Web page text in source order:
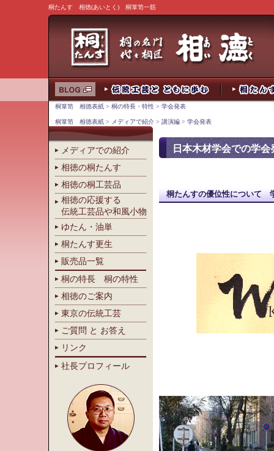
桐たんす 相徳(あいとく) 桐箪笥一筋
桐箪笥 相徳表紙 > 桐の特長・特性 > 学会発表
桐箪笥 相徳表紙 > メディアで紹介 > 講演編 > 学会発表
メディアでの紹介
相徳の桐たんす
相徳の桐工芸品
相徳の応援する
伝統工芸品や和風小物
ゆたん・油単
桐たんす更生
販売品一覧
桐の特長 桐の特性
相徳のご案内
東京の伝統工芸
ご質問 と お答え
リンク
社長プロフィール
日本木材学会での学会
桐たんすの優位性について